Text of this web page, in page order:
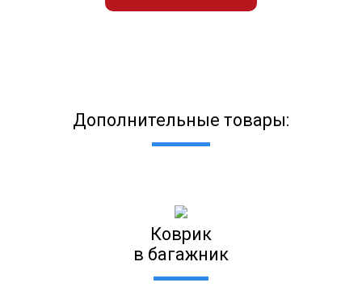
Дополнительные товары:
Коврик
в багажник